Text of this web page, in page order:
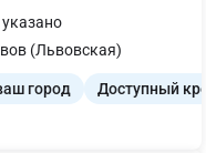
(Львовская)
город
Доступный